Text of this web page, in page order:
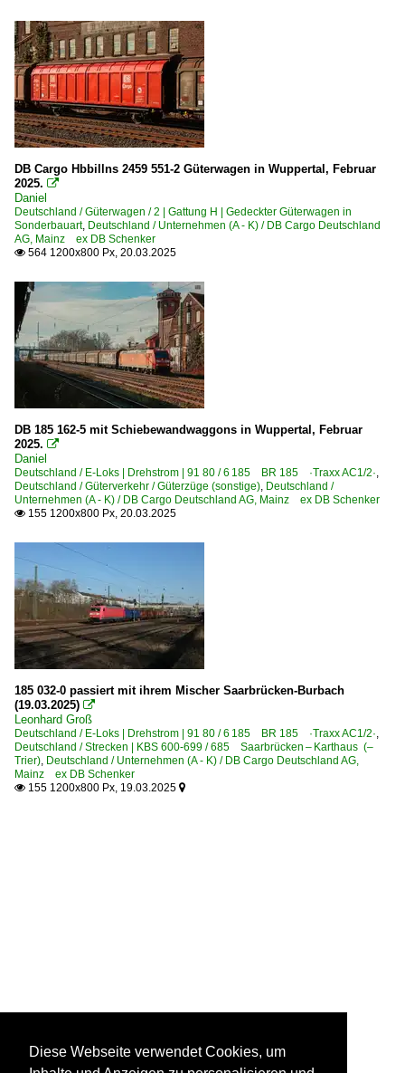
DB Cargo Hbbillns 2459 551-2 Güterwagen in Wuppertal, Februar
2025. 
Daniel
Deutschland / Güterwagen / 2 | Gattung H | Gedeckter Güterwagen in
Sonderbauart, Deutschland / Unternehmen (A - K) / DB Cargo Deutschland
AG, Mainz ex DB Schenker
 564 1200x800 Px, 20.03.2025
DB 185 162-5 mit Schiebewandwaggons in Wuppertal, Februar
2025. 
Daniel
Deutschland / E-Loks | Drehstrom | 91 80 / 6 185 BR 185 ·Traxx AC1/2·,
Deutschland / Güterverkehr / Güterzüge (sonstige), Deutschland /
Unternehmen (A - K) / DB Cargo Deutschland AG, Mainz ex DB Schenker
 155 1200x800 Px, 20.03.2025
185 032-0 passiert mit ihrem Mischer Saarbrücken-Burbach
(19.03.2025) 
Leonhard Groß
Deutschland / E-Loks | Drehstrom | 91 80 / 6 185 BR 185 ·Traxx AC1/2·,
Deutschland / Strecken | KBS 600-699 / 685 Saarbrücken – Karthaus (–
Trier), Deutschland / Unternehmen (A - K) / DB Cargo Deutschland AG,
Mainz ex DB Schenker
 155 1200x800 Px, 19.03.2025 
Diese Webseite verwendet Cookies, um